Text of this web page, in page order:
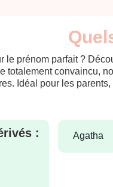
le prénom parfait ?
totalement convaincu,
Idéal pour les
: agatha